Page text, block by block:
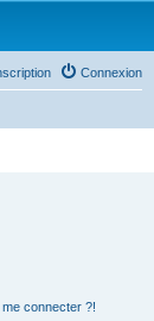
Connexion
connecter ?!